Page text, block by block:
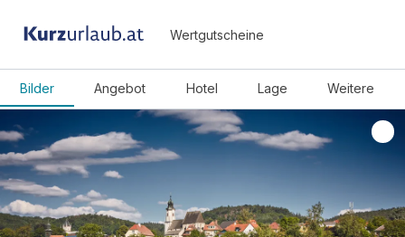
Wertgutscheine
Bilder Angebot Hotel Lage Weitere